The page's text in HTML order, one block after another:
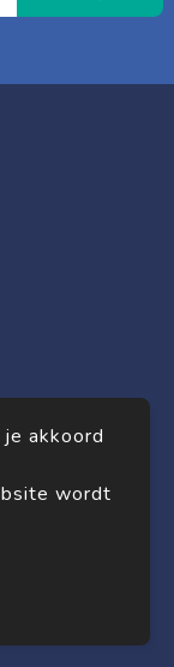
akkoord
wordt